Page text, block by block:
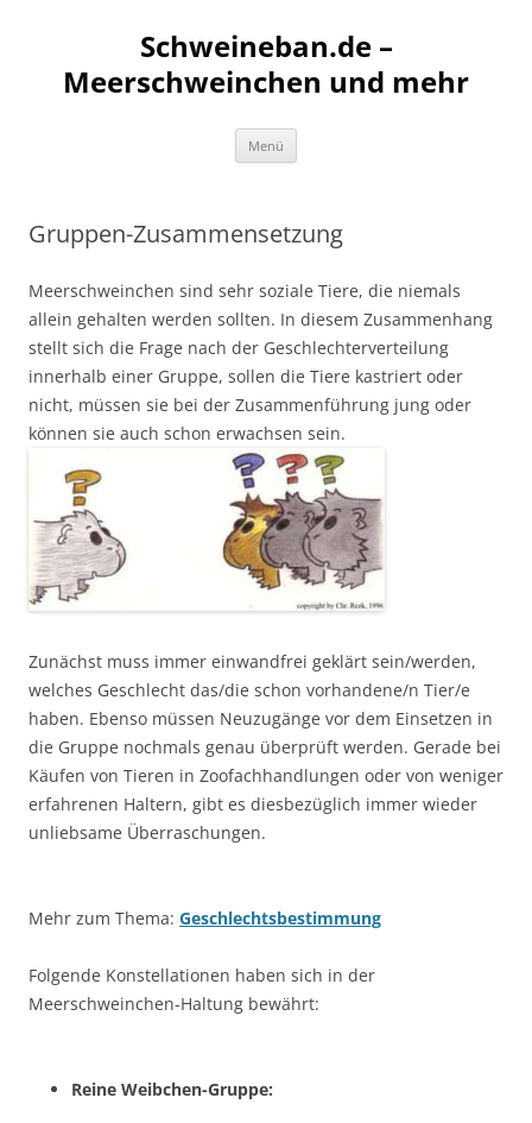
Schweineban.de –
Meerschweinchen und mehr
Menü
Gruppen-Zusammensetzung
Meerschweinchen sind sehr soziale Tiere, die niemals
allein gehalten werden sollten. In diesem Zusammenhang
stellt sich die Frage nach der Geschlechterverteilung
innerhalb einer Gruppe, sollen die Tiere kastriert oder
nicht, müssen sie bei der Zusammenführung jung oder
können sie auch schon erwachsen sein.
Zunächst muss immer einwandfrei geklärt sein/werden,
welches Geschlecht das/die schon vorhandene/n Tier/e
haben. Ebenso müssen Neuzugänge vor dem Einsetzen in
die Gruppe nochmals genau überprüft werden. Gerade bei
Käufen von Tieren in Zoofachhandlungen oder von weniger
erfahrenen Haltern, gibt es diesbezüglich immer wieder
unliebsame Überraschungen.
Mehr zum Thema: Geschlechtsbestimmung
Folgende Konstellationen haben sich in der
Meerschweinchen-Haltung bewährt:
Reine Weibchen-Gruppe: